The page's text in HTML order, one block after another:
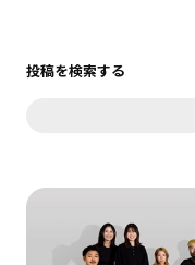
投稿を検索する